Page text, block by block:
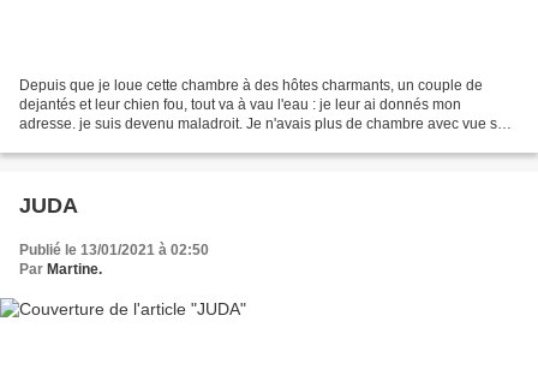
Depuis que je loue cette chambre à des hôtes charmants, un couple de
dejantés et leur chien fou, tout va à vau l'eau : je leur ai donnés mon
adresse. je suis devenu maladroit. Je n'avais plus de chambre avec vue sur
JUDA
Publié le 13/01/2021 à 02:50
Par Martine.